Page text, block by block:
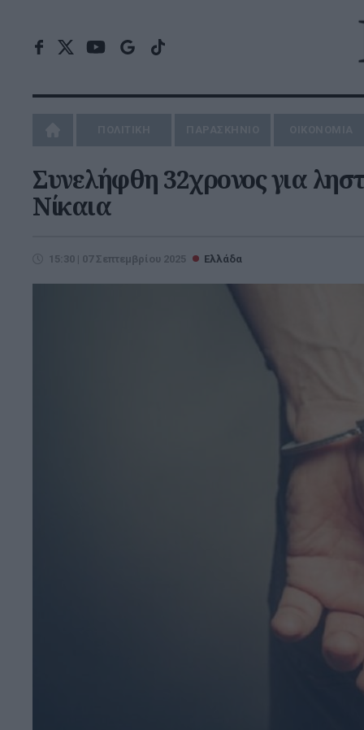
Συνελήφθη 32χρονος για
Νίκαια
15:30 | 07 Σεπτεμβρίου 2025 Ελλάδα